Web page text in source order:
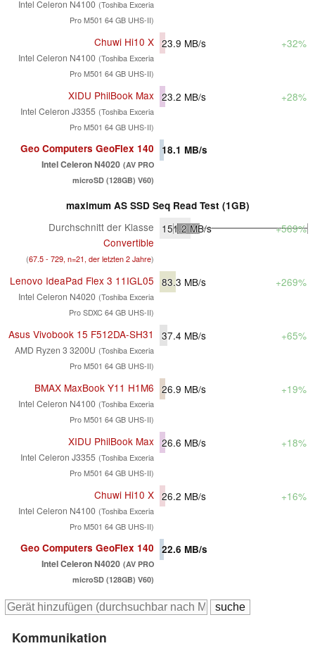
Intel Celeron N4100 (Toshiba Exceria
Pro M501 64 GB UHS-II)
Chuwi Hi10 X
Intel Celeron N4100 (Toshiba Exceria
Pro M501 64 GB UHS-II)
23.9 MB/s +32%
XIDU PhilBook Max
Intel Celeron J3355 (Toshiba Exceria
Pro M501 64 GB UHS-II)
23.2 MB/s +28%
Geo Computers GeoFlex 140
Intel Celeron N4020 (AV PRO
microSD (128GB) V60)
18.1 MB/s
maximum AS SSD Seq Read Test (1GB)
Durchschnitt der Klasse
Convertible
(67.5 - 729, n=21, der letzten 2 Jahre)
151.2 MB/s +569%
Lenovo IdeaPad Flex 3 11IGL05
Intel Celeron N4020 (Toshiba Exceria
Pro SDXC 64 GB UHS-II)
83.3 MB/s +269%
Asus Vivobook 15 F512DA-SH31
AMD Ryzen 3 3200U (Toshiba Exceria
Pro M501 64 GB UHS-II)
37.4 MB/s +65%
BMAX MaxBook Y11 H1M6
Intel Celeron N4100 (Toshiba Exceria
Pro M501 64 GB UHS-II)
26.9 MB/s +19%
XIDU PhilBook Max
Intel Celeron J3355 (Toshiba Exceria
Pro M501 64 GB UHS-II)
26.6 MB/s +18%
Chuwi Hi10 X
Intel Celeron N4100 (Toshiba Exceria
Pro M501 64 GB UHS-II)
26.2 MB/s +16%
Geo Computers GeoFlex 140
Intel Celeron N4020 (AV PRO
microSD (128GB) V60)
22.6 MB/s
Kommunikation